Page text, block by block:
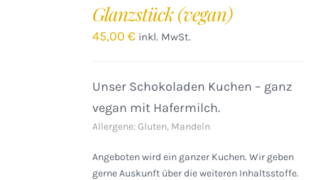
Glanzstück (vegan)
45,00€ inkl. MwSt.
Unser Schokoladen Kuchen – ganz
vegan mit Hafermilch.
Allergene: Gluten, Mandeln
Angeboten wird ein ganzer Kuchen. Wir geben
gerne Auskunft über die weiteren Inhaltsstoffe.